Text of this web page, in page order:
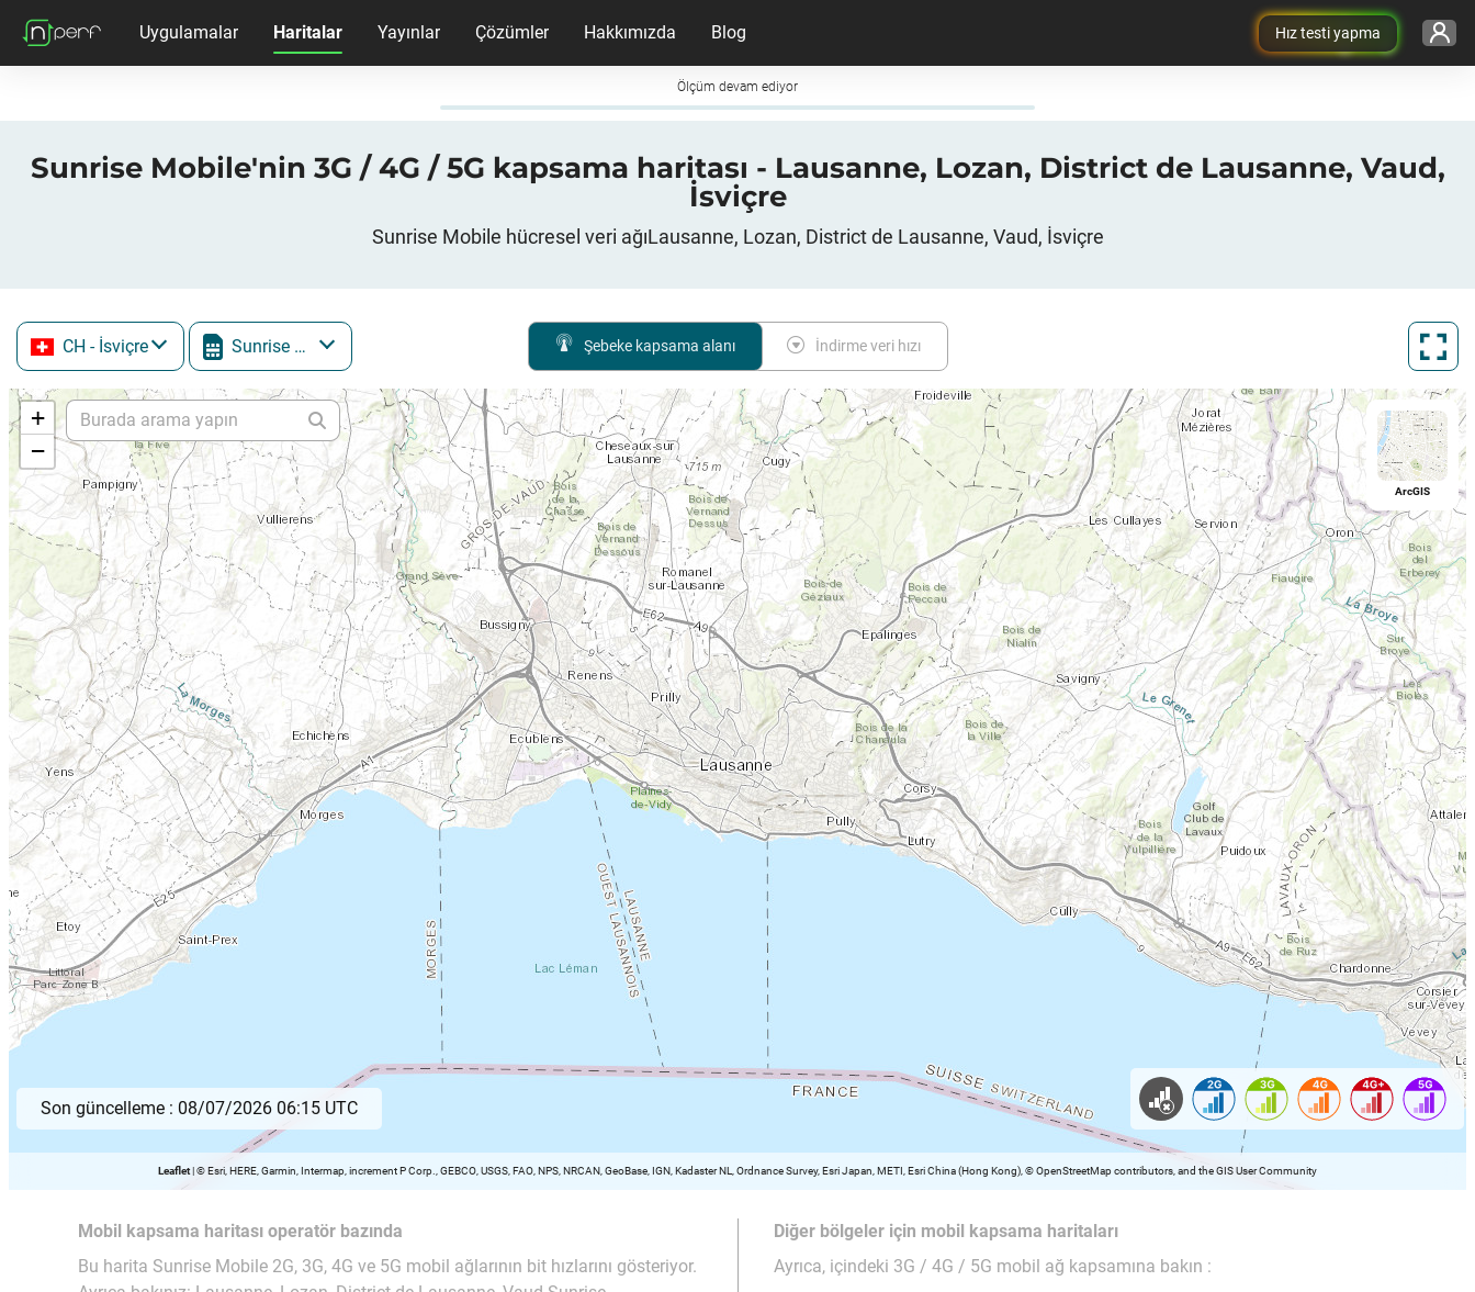
Hız testi yapma
Uygulamalar Haritalar Yayınlar Çözümler Hakkımızda Blog
Ölçüm devam ediyor
Sunrise Mobile'nin 3G / 4G / 5G kapsama haritası - Lausanne, Lozan, District de Lausanne, Vaud,
İsviçre
Sunrise Mobile hücresel veri ağıLausanne, Lozan, District de Lausanne, Vaud, İsviçre
CH- İsviçre Sunrise Mobile Şebeke kapsama alanı İndirme veri hızı
+
−
Leaflet|© Esri, HERE, Garmin, Intermap, increment P Corp., GEBCO, USGS, FAO, NPS, NRCAN, GeoBase, IGN, Kadaster NL, Ordnance Survey, Esri Japan, METI, Esri China (Hong Kong), © OpenStreetMap contributors, and the GIS User Community
ArcGIS
Son güncelleme : 08/07/2026 06:15 UTC
Mobil kapsama haritası operatör bazında
Bu harita Sunrise Mobile 2G, 3G, 4G ve 5G mobil ağlarının bit hızlarını gösteriyor.
Diğer bölgeler için mobil kapsama haritaları
Ayrıca, içindeki 3G / 4G / 5G mobil ağ kapsamına bakın :